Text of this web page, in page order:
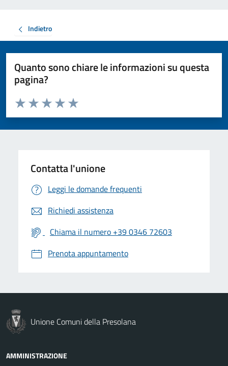
Indietro
Quanto sono chiare le informazioni su questa
pagina?
Valuta da 1 a 5 stelle la pagina
Valuta 5 stelle su 5
Valuta 4 stelle su 5
Valuta 3 stelle su 5
Valuta 2 stelle su 5
Valuta 1 stelle su 5
Contatta l'unione
Leggi le domande frequenti
Richiedi assistenza
Chiama il numero +39 0346 72603
Prenota appuntamento
Unione Comuni della Presolana
AMMINISTRAZIONE